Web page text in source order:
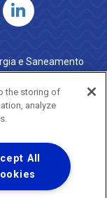
e Saneamento
·
Reservados.
the storing of
analyze
All